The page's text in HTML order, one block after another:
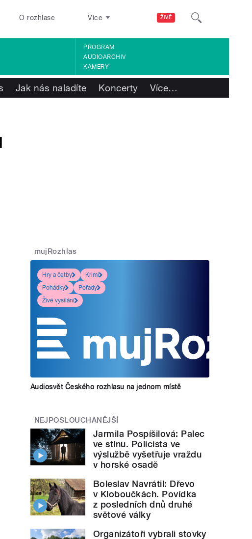
ŽIVĚ
O rozhlase Více
PROGRAM
AUDIOARCHIV
KAMERY
Jak nás naladíte Koncerty Více…
mujRozhlas
Hry a četby
Krimi
Pohádky
Pořady
Živé vysílání
Audiosvět Českého rozhlasu na jednom místě
NEJPOSLOUCHANĚJŠÍ
Jarmila Pospíšilová: Palec
ve stínu. Policista ve
výslužbě vyšetřuje vraždu
v horské osadě
Boleslav Navrátil: Dřevo
v Kloboučkách. Povídka
z posledních dnů druhé
světové války
Organizátoři vybrali stovky